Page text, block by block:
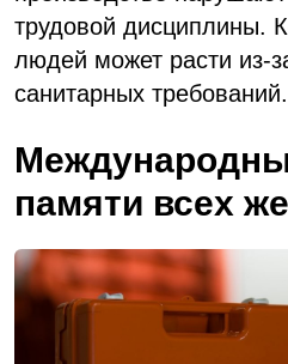
трудовой дисциплины.
людей может расти из-
санитарных требований.
памяти всех